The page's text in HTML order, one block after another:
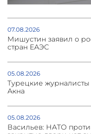
07.08.2026
Мишустин заявил о
стран ЕАЭС
05.08.2026
Турецкие
Акна
05.08.2026
Васильев: НАТО